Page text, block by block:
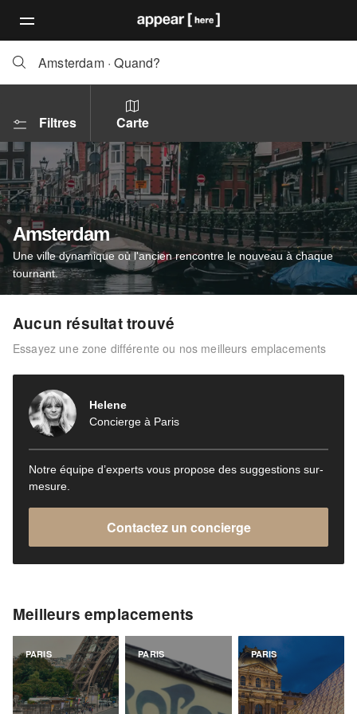
Amsterdam·Quand?
Filtres Carte
Amsterdam
Une ville dynamique où l'ancien rencontre le nouveau à chaque
tournant.
Aucun résultat trouvé
Essayez une zone différente ou nos meilleurs emplacements
Helene
Concierge à Paris
Notre équipe d’experts vous propose des suggestions sur-
mesure.
Contactez un concierge
Meilleurs emplacements
PARIS PARIS PARIS